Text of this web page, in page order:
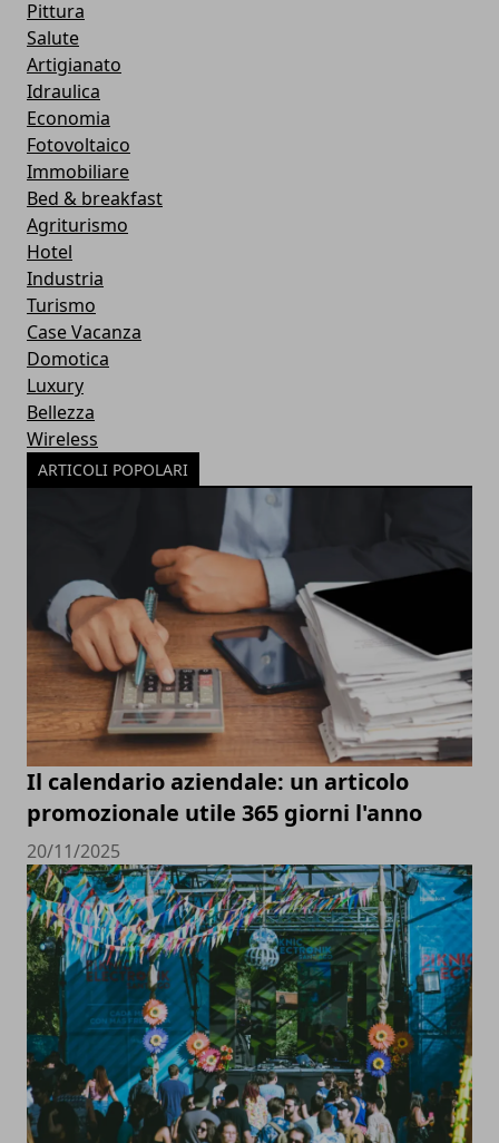
Pittura
Salute
Artigianato
Idraulica
Economia
Fotovoltaico
Immobiliare
Bed & breakfast
Agriturismo
Hotel
Industria
Turismo
Case Vacanza
Domotica
Luxury
Bellezza
Wireless
ARTICOLI POPOLARI
Il calendario aziendale: un articolo
promozionale utile 365 giorni l'anno
20/11/2025